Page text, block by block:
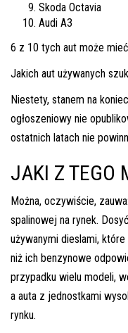
Skoda Octavia
Audi A3
6 z 10 tych aut może
Jakich aut używanych
Niestety, stanem na
ogłoszeniowy nie
ostatnich latach nie
JAKI Z TEGO
Można, oczywiście,
spalinowej na rynek.
używanymi dieslami,
niż ich benzynowe
przypadku wielu modeli,
a auta z jednostkami
rynku.